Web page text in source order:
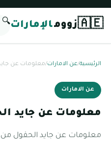
🇦🇪زوومالإمارات🔍
الرئيسية/عن الامارات/معلومات عن
عن الامارات
معلومات عن جايد
معلومات عن جايد الحقول من